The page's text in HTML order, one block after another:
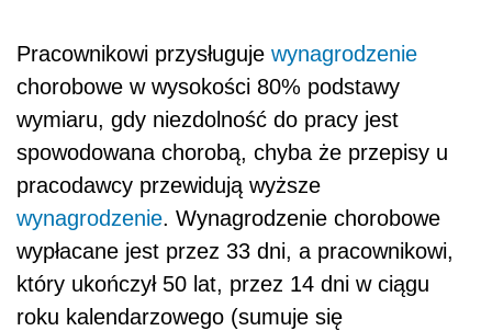
Pracownikowi przysługuje wynagrodzenie
chorobowe w wysokości 80% podstawy
wymiaru, gdy niezdolność do pracy jest
spowodowana chorobą, chyba że przepisy u
pracodawcy przewidują wyższe
wynagrodzenie. Wynagrodzenie chorobowe
wypłacane jest przez 33 dni, a pracownikowi,
który ukończył 50 lat, przez 14 dni w ciągu
roku kalendarzowego (sumuje się